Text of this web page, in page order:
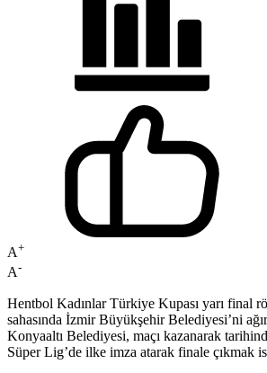
A+
A-
Hentbol Kadınlar Türkiye Kupası yarı final
sahasında İzmir Büyükşehir Belediyesi’ni
Konyaaltı Belediyesi, maçı kazanarak
Süper Lig’de ilke imza atarak finale çıkmak